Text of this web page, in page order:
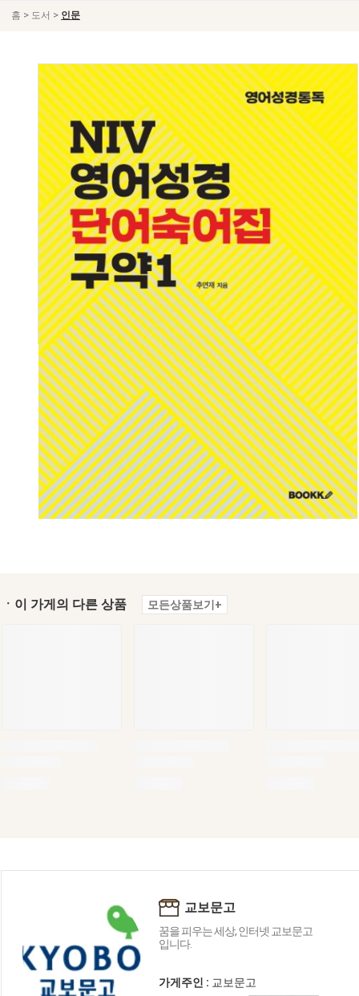
홈 > 도서 > 인문
ㆍ이 가게의 다른 상품 모든상품보기+
교보문고
꿈을 피우는 세상, 인터넷 교보문고
입니다.
가게주인 : 교보문고